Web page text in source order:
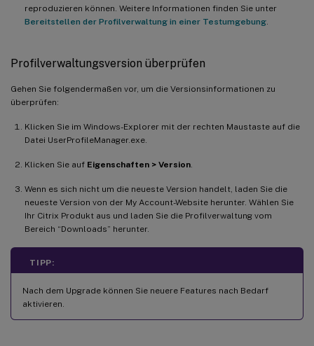
reproduzieren können. Weitere Informationen finden Sie unter
Bereitstellen der Profilverwaltung in einer Testumgebung
Profilverwaltungsversion überprüfen
Gehen Sie folgendermaßen vor, um die Versionsinformationen zu
überprüfen:
Klicken Sie im Windows-Explorer mit der rechten Maustaste auf die
Datei UserProfileManager.exe.
Klicken Sie auf Eigenschaften > Version
Wenn es sich nicht um die neueste Version handelt, laden Sie die
neueste Version von der My Account-Website herunter. Wählen Sie
Ihr Citrix Produkt aus und laden Sie die Profilverwaltung vom
Bereich “Downloads” herunter.
TIPP:
Nach dem Upgrade können Sie neuere Features nach Bedarf
aktivieren.